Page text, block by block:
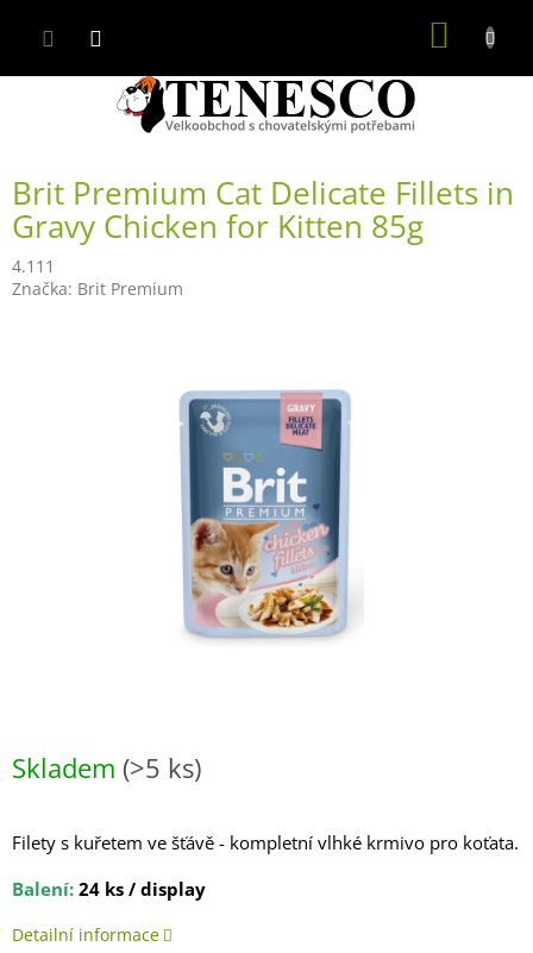
Brit Premium Cat Delicate Fillets in
Gravy Chicken for Kitten 85g
4.111
Značka: Brit Premium
Skladem (>5 ks)
Filety s kuřetem ve šťávě - kompletní vlhké krmivo pro koťata.
Balení: 24 ks / display
Detailní informace